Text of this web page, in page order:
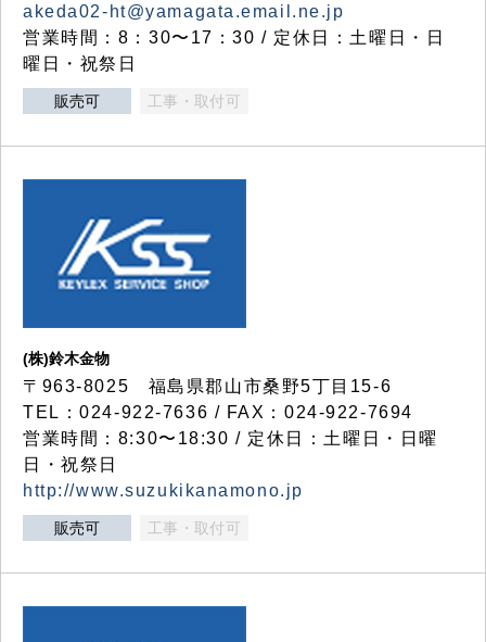
akeda02-ht@yamagata.email.ne.jp
営業時間：8：30〜17：30 / 定休日：土曜日・日
曜日・祝祭日
販売可 工事・取付可
(株)鈴木金物
〒963-8025 福島県郡山市桑野5丁目15-6
TEL：024-922-7636 / FAX：024-922-7694
営業時間：8:30〜18:30 / 定休日：土曜日・日曜
日・祝祭日
http://www.suzukikanamono.jp
販売可 工事・取付可